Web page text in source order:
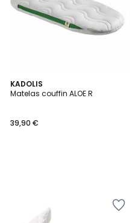
KADOLIS
Matelas couffin ALOE R
39,90 €